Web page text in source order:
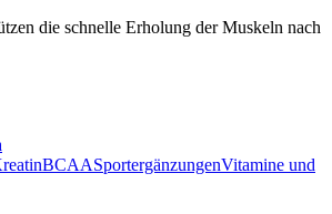
die schnelle Erholung der Muskeln nach
BCAASportergänzungenVitamine und